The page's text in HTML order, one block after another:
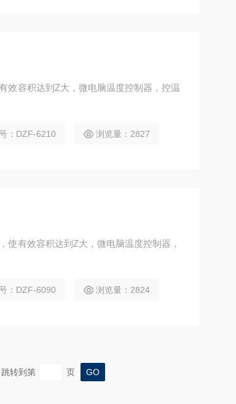
效容积达到Z大，微电脑温度控制器，控温
：DZF-6210 浏览量：2827
使有效容积达到Z大，微电脑温度控制器，
：DZF-6090 浏览量：2824
跳转到第 页